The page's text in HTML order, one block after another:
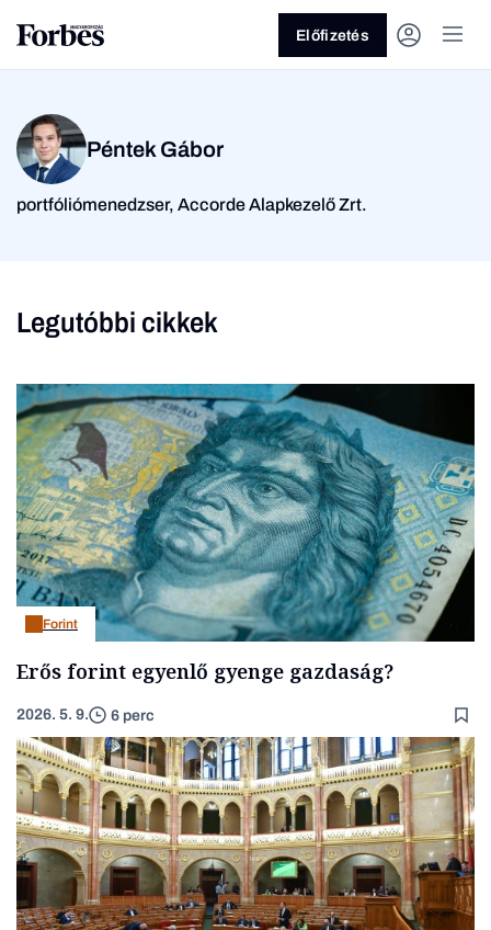
Előfizetés
Péntek Gábor
portfóliómenedzser, Accorde Alapkezelő Zrt.
Legutóbbi cikkek
Forint
Erős forint egyenlő gyenge gazdaság?
2026. 5. 9. 6 perc